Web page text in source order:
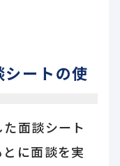
ートの使
面談シート
に面談を実